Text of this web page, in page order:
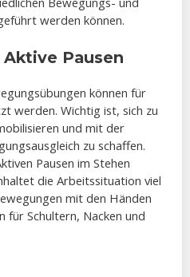
werden können.
Pausen
können für
werden. Wichtig ist, sich zu
und mit der
zu schaffen.
Pausen im Stehen
die Arbeitssituation viel
mit den Händen
für Schultern, Nacken und